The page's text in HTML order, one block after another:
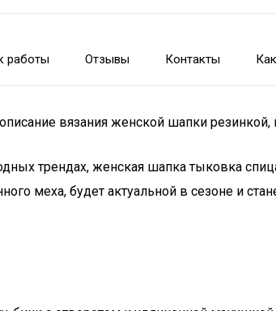
работы Отзывы Контакты
вязания женской шапки резинкой,
трендах, женская шапка тыковка
меха, будет актуальной в сезоне и